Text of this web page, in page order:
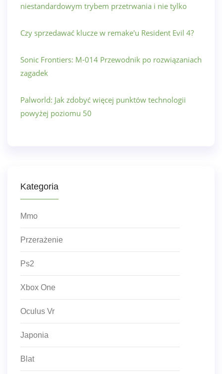
niestandardowym trybem przetrwania i nie tylko
Czy sprzedawać klucze w remake'u Resident Evil 4?
Sonic Frontiers: M-014 Przewodnik po rozwiązaniach
zagadek
Palworld: Jak zdobyć więcej punktów technologii
powyżej poziomu 50
Kategoria
Mmo
Przerażenie
Ps2
Xbox One
Oculus Vr
Japonia
Blat